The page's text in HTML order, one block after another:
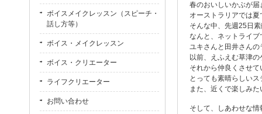
春のおいしいかぶが届
オーストラリアでは
そんな中、先週25日
なんと、ネットライ
ユキさんと田井さんの
以前、えふえむ草津
それから仲良くさせ
とっても素晴らしい
また、近くで楽しみ
そして、しあわせな
ボイスメイクレッスン（スピーチ・
話し方等）
ボイス・メイクレッスン
ボイス・クリエーター
ライフクリエーター
お問い合わせ